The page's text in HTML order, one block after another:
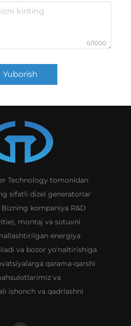
0/1000
Yuborish
Technology tomonidan
sifatli dizel generatorlar
kompaniya R&D
montaj va sotuvni
energiya
va bozor yo'naltirishiga
qarama-qarshi
va
ishonch va qadrlashni